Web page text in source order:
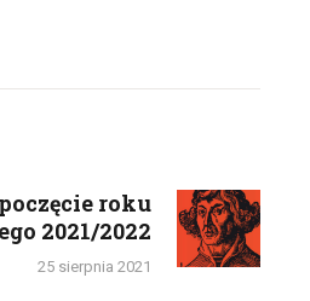
post:
roku
2021/2022
25 sierpnia 2021